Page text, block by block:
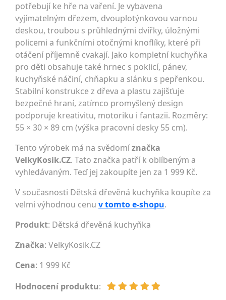
potřebují ke hře na vaření. Je vybavena
vyjímatelným dřezem, dvouplotýnkovou varnou
deskou, troubou s průhlednými dvířky, úložnými
policemi a funkčními otočnými knoflíky, které při
otáčení příjemně cvakají. Jako kompletní kuchyňka
pro děti obsahuje také hrnec s poklicí, pánev,
kuchyňské náčiní, chňapku a slánku s pepřenkou.
Stabilní konstrukce z dřeva a plastu zajišťuje
bezpečné hraní, zatímco promyšlený design
podporuje kreativitu, motoriku i fantazii. Rozměry:
55 × 30 × 89 cm (výška pracovní desky 55 cm).
Tento výrobek má na svědomíznačka
VelkyKosik.CZ. Tato značka patří k oblíbeným a
vyhledávaným. Teď jej zakoupíte jen za 1 999 Kč.
V současnosti Dětská dřevěná kuchyňka koupíte za
velmi výhodnou cenu v tomto e-shopu.
Produkt: Dětská dřevěná kuchyňka
Značka: VelkyKosik.CZ
Cena: 1 999 Kč
Hodnocení produktu: